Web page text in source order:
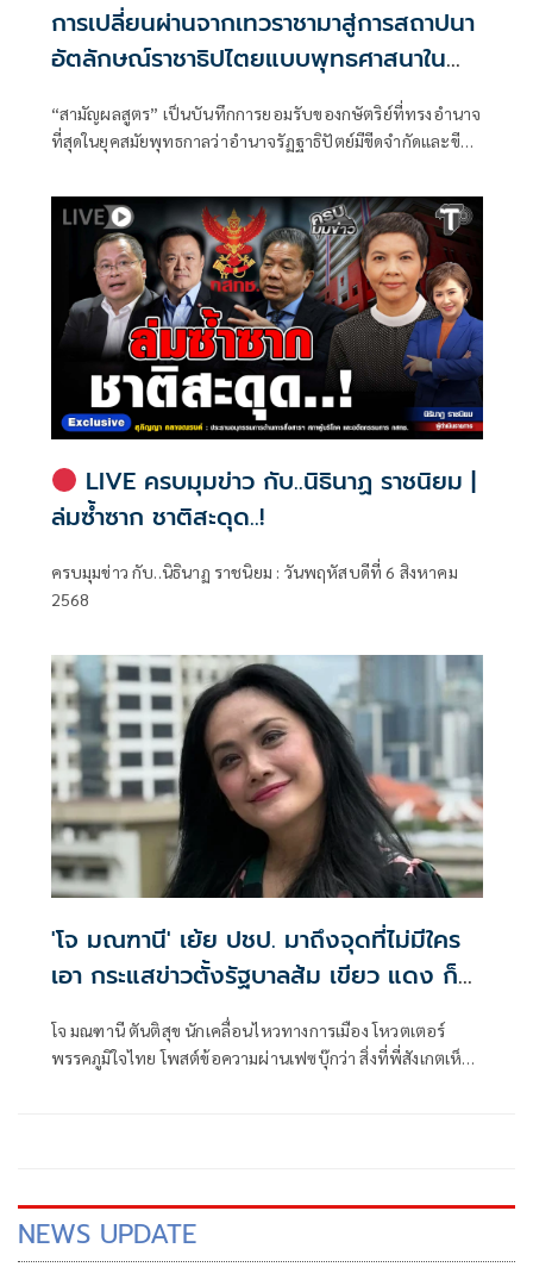
การเปลี่ยนผ่านจากเทวราชามาสู่การสถาปนา
อัตลักษณ์ราชาธิปไตยแบบพุทธศาสนาใน
พระไตรปิฏก : สามัญผลสูตรในฐานะทฤษฎี
ขีดจำกัดของอำนาจรัฐเหนือแรงงานและ
ทรัพย์สิน
“สามัญผลสูตร” เป็นบันทึกการยอมรับของกษัตริย์ที่ทรงอำนาจ
ที่สุดในยุคสมัยพุทธกาลว่าอำนาจรัฏฐาธิปัตย์มีขีดจำกัดและขีด
LIVE ครบมุมข่าว กับ..นิธินาฏ ราชนิยม |
ล่มซ้ำซาก ชาติสะดุด..!
ครบมุมข่าว กับ..นิธินาฏ ราชนิยม : วันพฤหัสบดีที่ 6 สิงหาคม
2568
'โจ มณฑานี' เย้ย ปชป. มาถึงจุดที่ไม่มีใคร
เอา กระแสข่าวตั้งรัฐบาลส้ม เขียว แดง ก็
โจ มณฑานี ตันติสุข นักเคลื่อนไหวทางการเมือง โหวตเตอร์
พรรคภูมิใจไทย โพสต์ข้อความผ่านเฟซบุ๊กว่า สิ่งที่พี่สังเกตเห็น
NEWS UPDATE